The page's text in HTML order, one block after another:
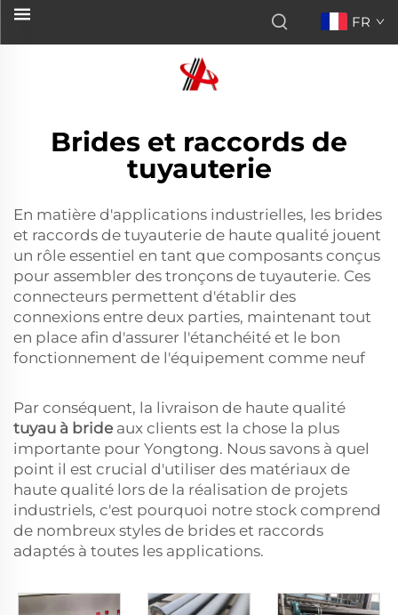
FR
Brides et raccords de
tuyauterie
En matière d'applications industrielles, les brides
et raccords de tuyauterie de haute qualité jouent
un rôle essentiel en tant que composants conçus
pour assembler des tronçons de tuyauterie. Ces
connecteurs permettent d'établir des
connexions entre deux parties, maintenant tout
en place afin d'assurer l'étanchéité et le bon
fonctionnement de l'équipement comme neuf
Par conséquent, la livraison de haute qualité
tuyau à bride aux clients est la chose la plus
importante pour Yongtong. Nous savons à quel
point il est crucial d'utiliser des matériaux de
haute qualité lors de la réalisation de projets
industriels, c'est pourquoi notre stock comprend
de nombreux styles de brides et raccords
adaptés à toutes les applications.